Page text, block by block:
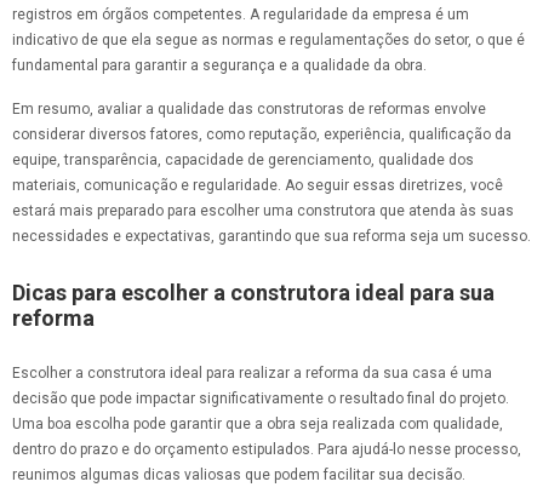
registros em órgãos competentes. A regularidade da empresa é um
indicativo de que ela segue as normas e regulamentações do setor, o que é
fundamental para garantir a segurança e a qualidade da obra.
Em resumo, avaliar a qualidade das construtoras de reformas envolve
considerar diversos fatores, como reputação, experiência, qualificação da
equipe, transparência, capacidade de gerenciamento, qualidade dos
materiais, comunicação e regularidade. Ao seguir essas diretrizes, você
estará mais preparado para escolher uma construtora que atenda às suas
necessidades e expectativas, garantindo que sua reforma seja um sucesso.
Dicas para escolher a construtora ideal para sua
reforma
Escolher a construtora ideal para realizar a reforma da sua casa é uma
decisão que pode impactar significativamente o resultado final do projeto.
Uma boa escolha pode garantir que a obra seja realizada com qualidade,
dentro do prazo e do orçamento estipulados. Para ajudá-lo nesse processo,
reunimos algumas dicas valiosas que podem facilitar sua decisão.